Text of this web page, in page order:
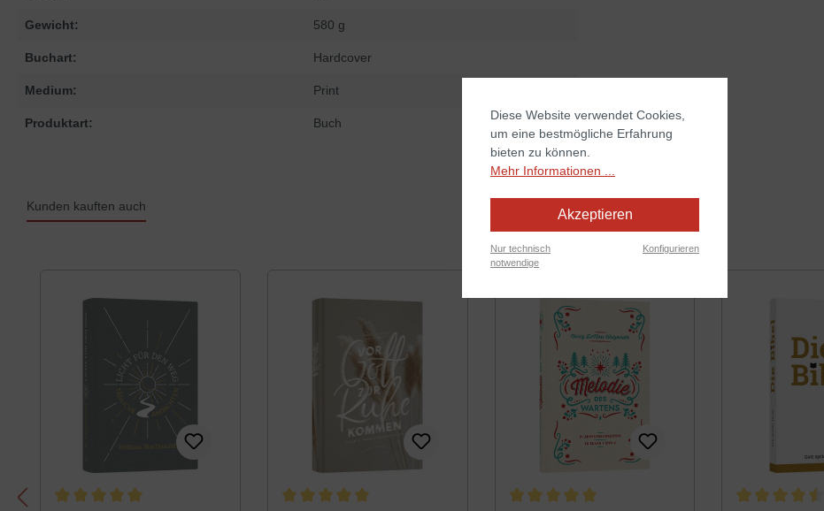
Gewicht: 580 g
Buchart: Hardcover
Medium: Print
Produktart: Buch
Kunden kauften auch
Diese Website verwendet Cookies,
um eine bestmögliche Erfahrung
bieten zu können.
Mehr Informationen ...
Akzeptieren
Nur technisch
notwendige
Konfigurieren